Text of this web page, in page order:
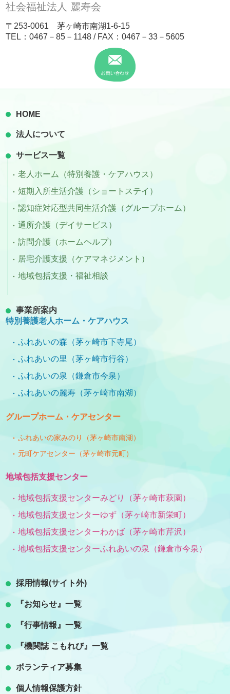
社会福祉法人 麗寿会
〒253-0061 茅ヶ崎市南湖1-6-15
TEL：0467－85－1148 / FAX：0467－33－5605
HOME
法人について
サービス一覧
老人ホーム（特別養護・ケアハウス）
短期入所生活介護（ショートステイ）
認知症対応型共同生活介護（グループホーム）
通所介護（デイサービス）
訪問介護（ホームヘルプ）
居宅介護支援（ケアマネジメント）
地域包括支援・福祉相談
事業所案内
特別養護老人ホーム・ケアハウス
ふれあいの森（茅ヶ崎市下寺尾）
ふれあいの里（茅ヶ崎市行谷）
ふれあいの泉（鎌倉市今泉）
ふれあいの麗寿（茅ヶ崎市南湖）
グループホーム・ケアセンター
ふれあいの家みのり（茅ヶ崎市南湖）
元町ケアセンター（茅ヶ崎市元町）
地域包括支援センター
地域包括支援センターみどり（茅ヶ崎市萩園）
地域包括支援センターゆず（茅ヶ崎市新栄町）
地域包括支援センターわかば（茅ヶ崎市芹沢）
地域包括支援センターふれあいの泉（鎌倉市今泉）
採用情報(サイト外)
『お知らせ』一覧
『行事情報』一覧
『機関誌 こもれび』一覧
ボランティア募集
個人情報保護方針